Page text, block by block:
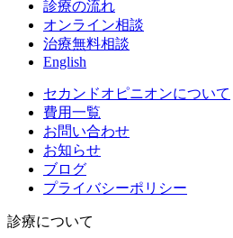
診療の流れ
オンライン相談
治療無料相談
English
セカンドオピニオンについて
費用一覧
お問い合わせ
お知らせ
ブログ
プライバシーポリシー
診療について